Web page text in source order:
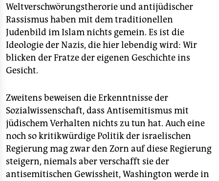
Weltverschwörungstherorie und antijüdischer
Rassismus haben mit dem traditionellen
Judenbild im Islam nichts gemein. Es ist die
Ideologie der Nazis, die hier lebendig wird: Wir
blicken der Fratze der eigenen Geschichte ins
Gesicht.
Zweitens beweisen die Erkenntnisse der
Sozialwissenschaft, dass Antisemitismus mit
jüdischem Verhalten nichts zu tun hat. Auch eine
noch so kritikwürdige Politik der israelischen
Regierung mag zwar den Zorn auf diese Regierung
steigern, niemals aber verschafft sie der
antisemitischen Gewissheit, Washington werde in